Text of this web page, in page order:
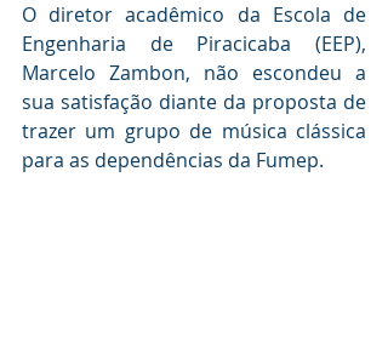
O diretor acadêmico da Escola de
Engenharia de Piracicaba (EEP),
Marcelo Zambon, não escondeu a
sua satisfação diante da proposta de
trazer um grupo de música clássica
para as dependências da Fumep.